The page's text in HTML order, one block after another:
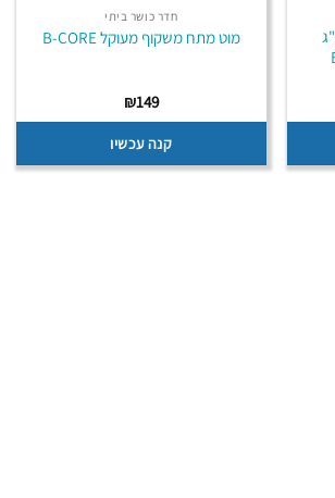
משושה 60 ק"ג
חדר כושר ביתי
מוט מתח משקוף מעוקל B-CORE
₪149
קנה עכשיו